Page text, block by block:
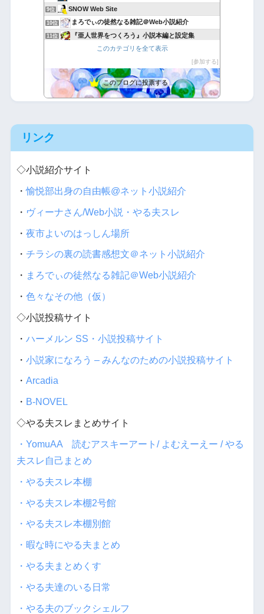
9位 SNOW Web Site
10位 まろでぃの徒然なる雑記＠Web小説紹介
11位 『亜人世界をつくろう』小説本編と設定集
バナジウム喫茶だより
フォレストピア創造記 ラムリーザ・サーガ
14位 ボロ家で執筆
15位 ネット喫茶.com
このカテゴリを全て表示
参加する
このブログに投票する
リンク
◇小説紹介サイト
・愉悦部出身の自由帳@ネット小説紹介
・ ヴィーナさん/Web小説・やる夫スレ
・ 夜市よいのはっしん場所
・ チラシの裏の読書感想文＠ネット小説紹介
・ まろでぃの徒然なる雑記＠Web小説紹介
・ 色々なその他（仮）
◇小説投稿サイト
・ ハーメルン SS・小説投稿サイト
・ 小説家になろう – みんなのための小説投稿サイト
・ Arcadia
・ B-NOVEL
◇やる夫スレまとめサイト
・YomuAA 読むアスキーアート/ よむえーえー / やる
夫スレ自己まとめ
・やる夫スレ本棚
・やる夫スレ本棚2号館
・やる夫スレ本棚別館
・暇な時にやる夫まとめ
・やる夫まとめくす
・やる夫達のいる日常
・やる夫のブックシェルフ